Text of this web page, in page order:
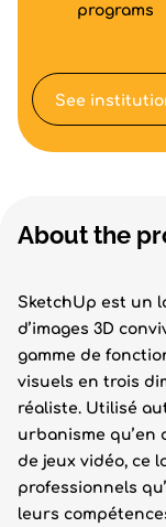
About the
SketchUp est un
d’images 3D
gamme de
visuels en trois
réaliste. Utilisé
urbanisme qu’en
de jeux vidéo, ce
professionnels
leurs
programs
See